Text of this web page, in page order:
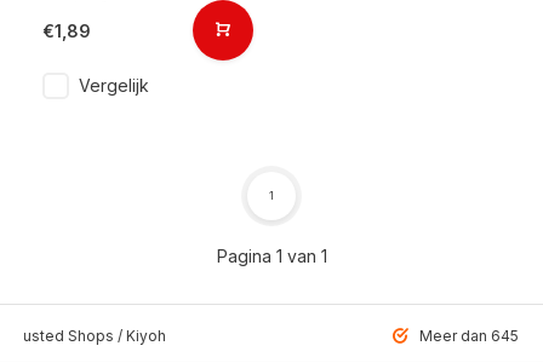
€1,89
Vergelijk
Pagina 1 van 1
1
Shops / Kiyoh Meer dan 6459